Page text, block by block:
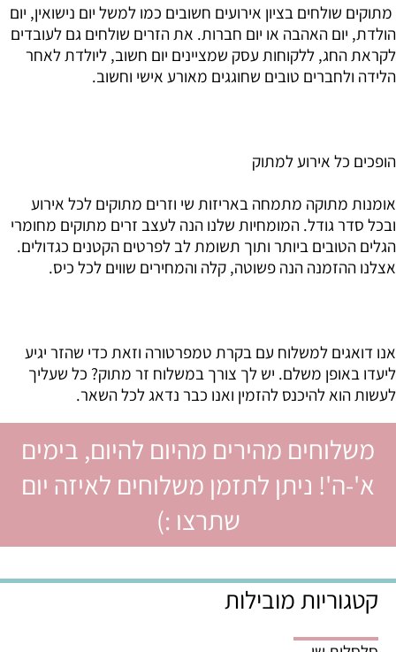
מתוקים שולחים בציון אירועים חשובים כמו למשל יום נישואין, יום
הולדת, יום האהבה או יום חברות. את הזרים שולחים גם לעובדים
לקראת החג, ללקוחות עסק שמציינים יום חשוב, ליולדת לאחר
הלידה ולחברים טובים שחוגגים מאורע אישי וחשוב.
הופכים כל אירוע למתוק
אומנות מתוקה מתמחה באריזות שי וזרים מתוקים לכל אירוע
ובכל סדר גודל. המומחיות שלנו הנה לעצב זרים מתוקים מחומרי
הגלים הטובים ביותר ותוך תשומת לב לפרטים הקטנים כגדולים.
אצלנו ההזמנה הנה פשוטה, קלה והמחירים שווים לכל כיס.
אנו דואגים למשלוח עם בקרת טמפרטורה וזאת כדי שהזר יגיע
ליעדו באופן משלם. יש לך צורך במשלוח זר מתוק? כל שעליך
לעשות הוא להיכנס להזמין ואנו כבר נדאג לכל השאר.
משלוחים מהירים מהיום להיום, בימים
א'-ה'! ניתן לתזמן משלוחים לאיזה יום
שתרצו :)
קטגוריות מובילות